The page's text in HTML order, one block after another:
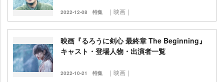
2022-12-08 特集 ｜映画｜
映画『るろうに剣心 最終章 The Beginning』
キャスト・登場人物・出演者一覧
2022-10-21 特集 ｜映画｜